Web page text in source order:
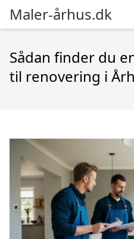
Maler-århus.dk
Sådan finder du
til renovering i